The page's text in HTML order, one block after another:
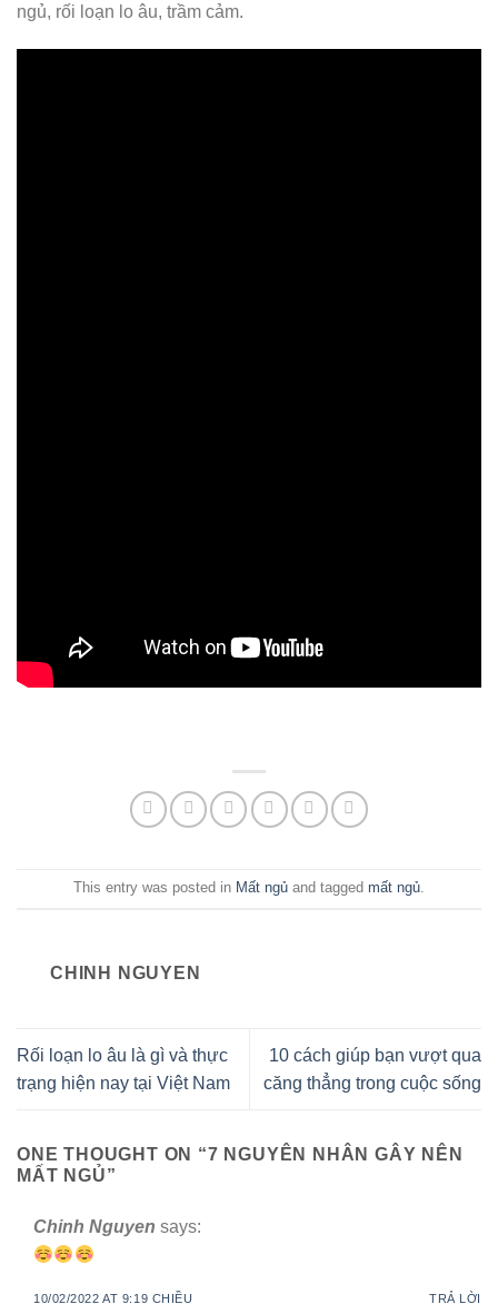
ngủ, rối loạn lo âu, trầm cảm.
This entry was posted in Mất ngủ and tagged mất ngủ.
CHINH NGUYEN
Rối loạn lo âu là gì và thực
trạng hiện nay tại Việt Nam
10 cách giúp bạn vượt qua
căng thẳng trong cuộc sống
ONE THOUGHT ON “7 NGUYÊN NHÂN GÂY NÊN
MẤT NGỦ”
Chinh Nguyen says:
10/02/2022 AT 9:19 CHIỀU TRẢ LỜI